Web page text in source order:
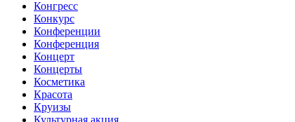
Конгресс
Конкурс
Конференции
Конференция
Концерт
Концерты
Косметика
Красота
Круизы
Культурная акция